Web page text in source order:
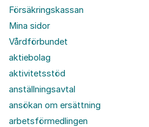
Försäkringskassan
Mina sidor
Vårdförbundet
aktiebolag
aktivitetsstöd
anställningsavtal
ansökan om ersättning
arbetsförmedlingen